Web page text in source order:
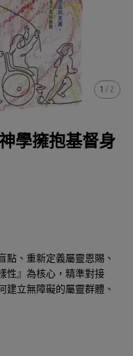
1 / 2
學擁抱基督身
點、重新定義屬靈恩賜、
性』為核心，精準對接
建立無障礙的屬靈群體、